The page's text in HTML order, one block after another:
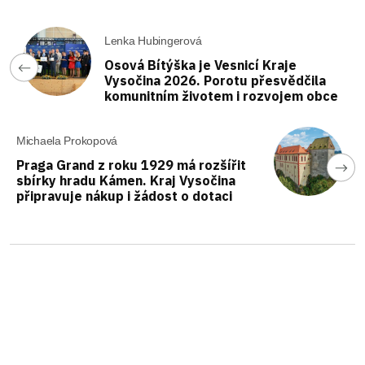
Lenka Hubingerová
Osová Bítýška je Vesnicí Kraje
Vysočina 2026. Porotu přesvědčila
komunitním životem i rozvojem obce
Michaela Prokopová
Praga Grand z roku 1929 má rozšířit
sbírky hradu Kámen. Kraj Vysočina
připravuje nákup i žádost o dotaci